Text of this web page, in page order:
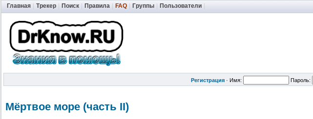
Главная Трекер Поиск Правила FAQ Группы Пользователи
Регистрация · Имя: Пароль:
Мёртвое море (часть II)